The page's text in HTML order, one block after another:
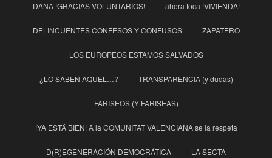
DANA !GRACIAS VOLUNTARIOS! ahora toca !VIVIENDA!
DELINCUENTES CONFESOS Y CONFUSOS ZAPATERO
LOS EUROPEOS ESTAMOS SALVADOS
¿LO SABEN AQUEL…? TRANSPARENCIA (y dudas)
FARISEOS (Y FARISEAS)
!YA ESTÁ BIEN! A la COMUNITAT VALENCIANA se la respeta
D(R)EGENERACIÓN DEMOCRÁTICA LA SECTA